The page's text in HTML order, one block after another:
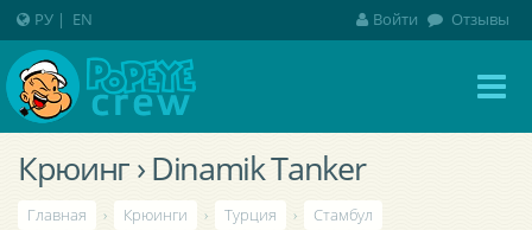
Крюинг › Dinamik Tanker
Главная › Крюинги › Турция ›
Стамбул
РУ | EN Войти Отзывы